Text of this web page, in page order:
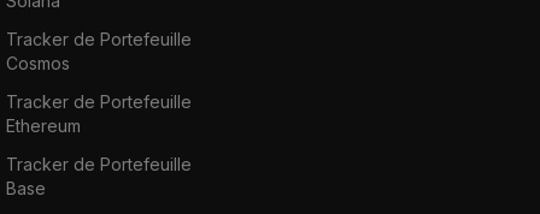
Tracker de Portefeuille
Cosmos
Tracker de Portefeuille
Ethereum
Tracker de Portefeuille
Base